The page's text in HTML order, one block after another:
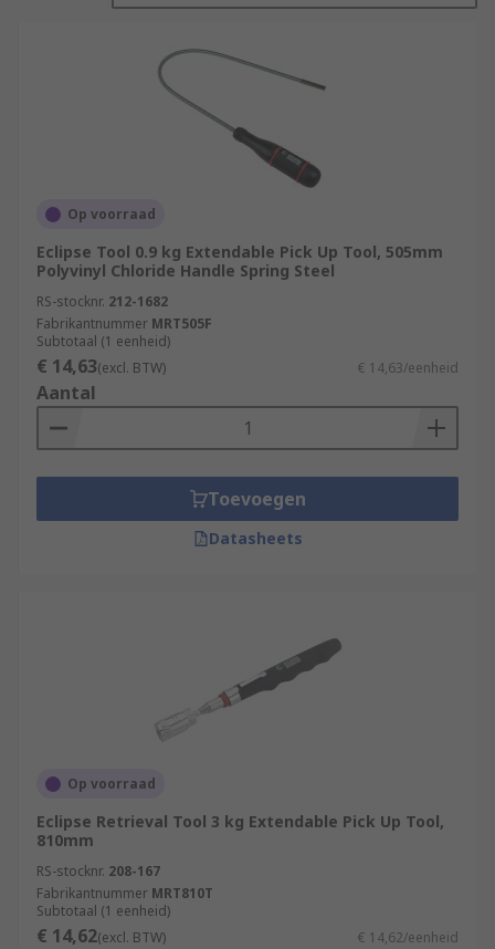
Op voorraad
Eclipse Tool 0.9 kg Extendable Pick Up Tool, 505mm
Polyvinyl Chloride Handle Spring Steel
RS-stocknr. 212-1682
Fabrikantnummer MRT505F
Subtotaal (1 eenheid)
€ 14,63(excl. BTW) € 14,63/eenheid
Aantal
Toevoegen
Datasheets
Op voorraad
Eclipse Retrieval Tool 3 kg Extendable Pick Up Tool,
810mm
RS-stocknr. 208-167
Fabrikantnummer MRT810T
Subtotaal (1 eenheid)
€ 14,62(excl. BTW) € 14,62/eenheid